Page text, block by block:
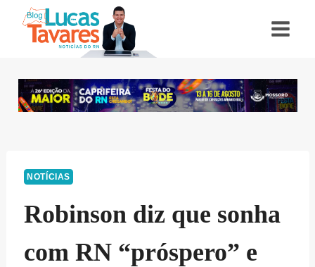
NOTÍCIAS
Robinson diz que sonha
com RN “próspero” e